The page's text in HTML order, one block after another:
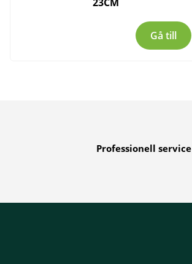
Gå till
Professionell service